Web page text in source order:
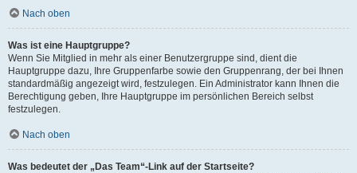
Nach oben
Was ist eine Hauptgruppe?
Wenn Sie Mitglied in mehr als einer Benutzergruppe sind, dient die
Hauptgruppe dazu, Ihre Gruppenfarbe sowie den Gruppenrang, der bei Ihnen
standardmäßig angezeigt wird, festzulegen. Ein Administrator kann Ihnen die
Berechtigung geben, Ihre Hauptgruppe im persönlichen Bereich selbst
festzulegen.
Nach oben
Was bedeutet der „Das Team“-Link auf der Startseite?